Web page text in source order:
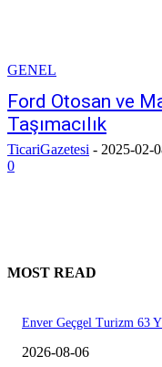
GENEL
Ford Otosan ve
Taşımacılık
TicariGazetesi - 2025-02-
0
MOST READ
Enver Geçgel Turizm 63
2026-08-06